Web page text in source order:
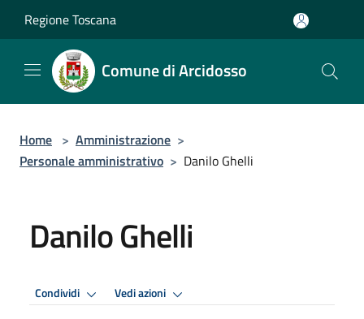
Regione Toscana
Comune di Arcidosso
Home > Amministrazione >
Personale amministrativo > Danilo Ghelli
Danilo Ghelli
Condividi Vedi azioni